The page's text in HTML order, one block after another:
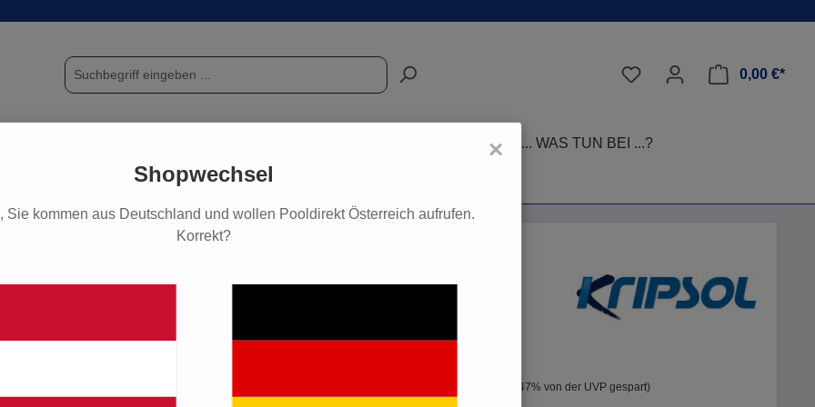
0,00 €*
×
Shopwechsel
Sie kommen aus Deutschland und wollen Pooldirekt Österreich aufrufen.
Korrekt?
PFLEGE-TIPPS ... WAS TUN BEI ...?
II Pumpe
(9.47% von der UVP gespart)